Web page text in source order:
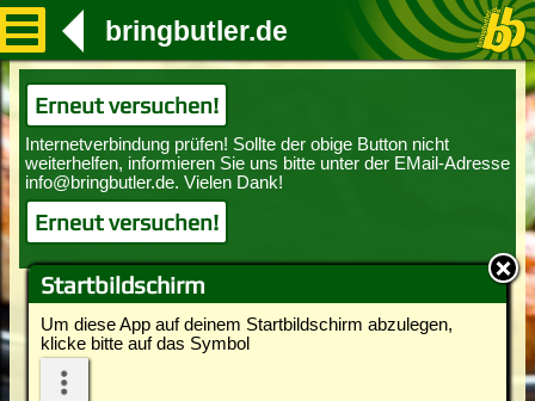
Startbildschirm
Um diese App auf deinem Startbildschirm abzulegen,
klicke bitte auf das Symbol
bringbutler.de
Erneut versuchen!
Erneut versuchen!